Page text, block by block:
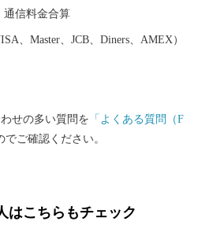
、いちじく、川越藩のお蔵米な
など）」、「歴史文化財（遠山記
臣から指定を受けているため、本
特例控除を受けることができま
通信料金合算
、Master、JCB、Diners、AMEX）
せの多い質問を 「よくある質問（F
ご確認ください。
はこちらもチェック